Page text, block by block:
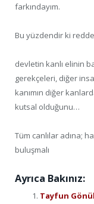
farkındayım.
Bu yüzdendir ki
devletin kanlı elinin
gerekçeleri, diğer
kanımın diğer
kutsal olduğunu…
Tüm canlılar adına;
buluşmalı
Ayrıca Bakınız:
Tayfun Gönül